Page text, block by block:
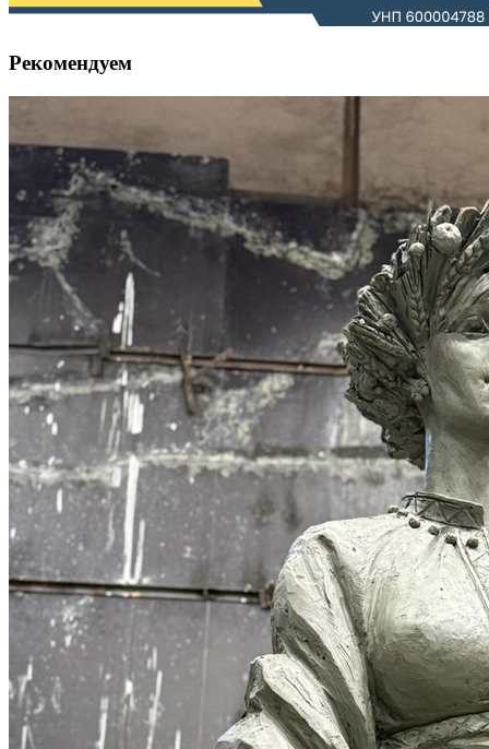
Рекомендуем